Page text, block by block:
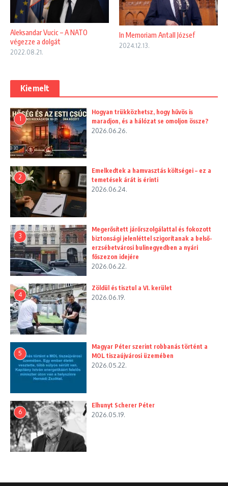
Aleksandar Vucic – A NATO
végezze a dolgát
2022.08.21.
In Memoriam Antall József
2024.12.13.
Kiemelt
1
Hogyan trükközhetsz, hogy hűvös is
maradjon, és a hálózat se omoljon össze?
2026.06.26.
2
Emelkedtek a hamvasztás költségei – ez a
temetések árát is érinti
2026.06.24.
3
Megerősített járőrszolgálattal és fokozott
biztonsági jelenléttel szigorítanak a belső-
erzsébetvárosi bulinegyedben a nyári
főszezon idejére
2026.06.22.
4
Zöldül és tisztul a VI. kerület
2026.06.19.
5
Magyar Péter szerint robbanás történt a
MOL tiszaújvárosi üzemében
2026.05.22.
6
Elhunyt Scherer Péter
2026.05.19.